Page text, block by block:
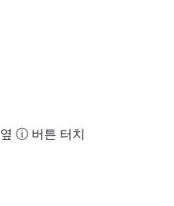
ⓘ 버튼 터치